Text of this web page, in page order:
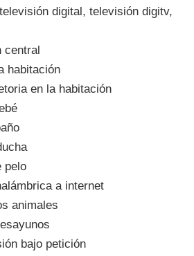
digital, televisión digitv,
habitación
en la habitación
pelo
a internet
animales
bajo petición